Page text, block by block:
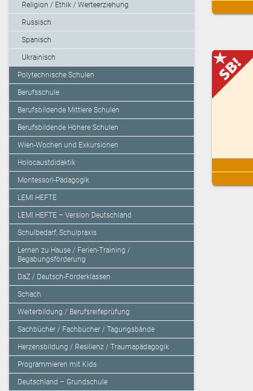
Religion / Ethik / Werteerziehung
Russisch
Spanisch
Ukrainisch
Polytechnische Schulen
Berufsschule
Berufsbildende Mittlere Schulen
Berufsbildende Höhere Schulen
Wien-Wochen und Exkursionen
Holocaustdidaktik
Montessori-Pädagogik
LEMI HEFTE
LEMI HEFTE – Version Deutschland
Schulbedarf, Schulpraxis
Lernen zu Hause / Ferien-Training /
Begabungsförderung
DaZ / Deutsch-Förderklassen
Schach
Weiterbildung / Berufsreifeprüfung
Sachbücher / Fachbücher / Tagungsbände
Herzensbildung / Resilienz / Traumapädagogik
Programmieren mit Kids
Deutschland – Grundschule